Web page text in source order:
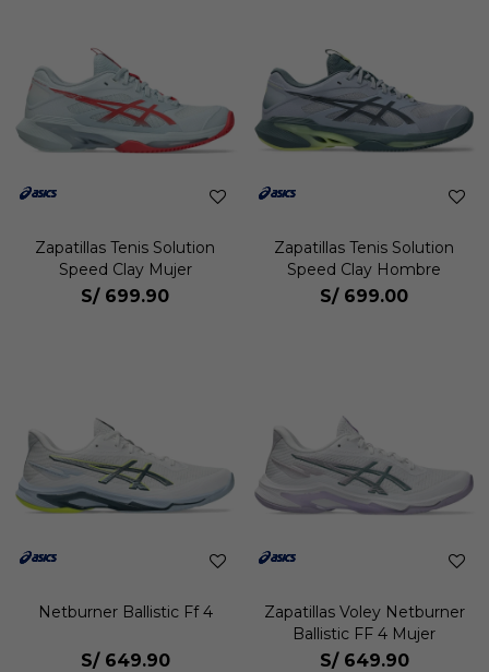
Zapatillas Tenis Solution
Speed Clay Mujer
S/ 699.90
Zapatillas Tenis Solution
Speed Clay Hombre
S/ 699.00
Netburner Ballistic Ff 4
S/ 649.90
Zapatillas Voley Netburner
Ballistic FF 4 Mujer
S/ 649.90